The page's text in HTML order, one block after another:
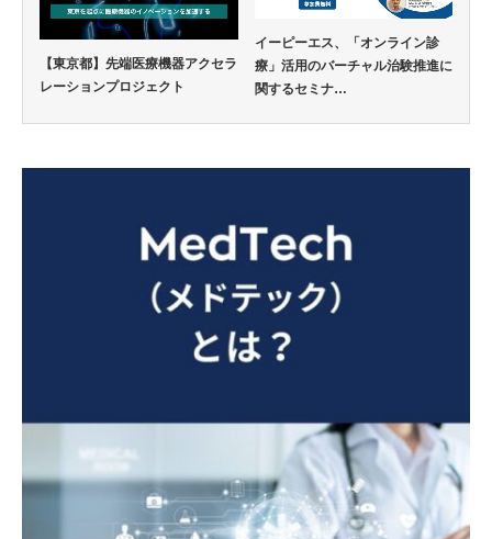
【東京都】先端医療機器アクセラ
レーションプロジェクト
イーピーエス、「オンライン診
療」活用のバーチャル治験推進に
関するセミナ…